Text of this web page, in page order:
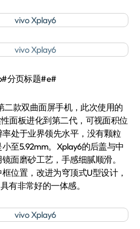
分页标题#e#
款双曲面屏手机，此次使用的
面板进化到第二代，可视面积位
处于业界领先水平，没有颗粒
至5.92mm。Xplay6的后盖与中
面磨砂工艺，手感细腻顺滑。
位置，改进为穹顶式U型设计，
有非常好的一体感。